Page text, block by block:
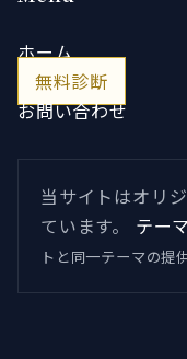
ホーム
無料診断
お問い合わせ
当サイトはオリ
ています。
テー
トと同一テーマの提